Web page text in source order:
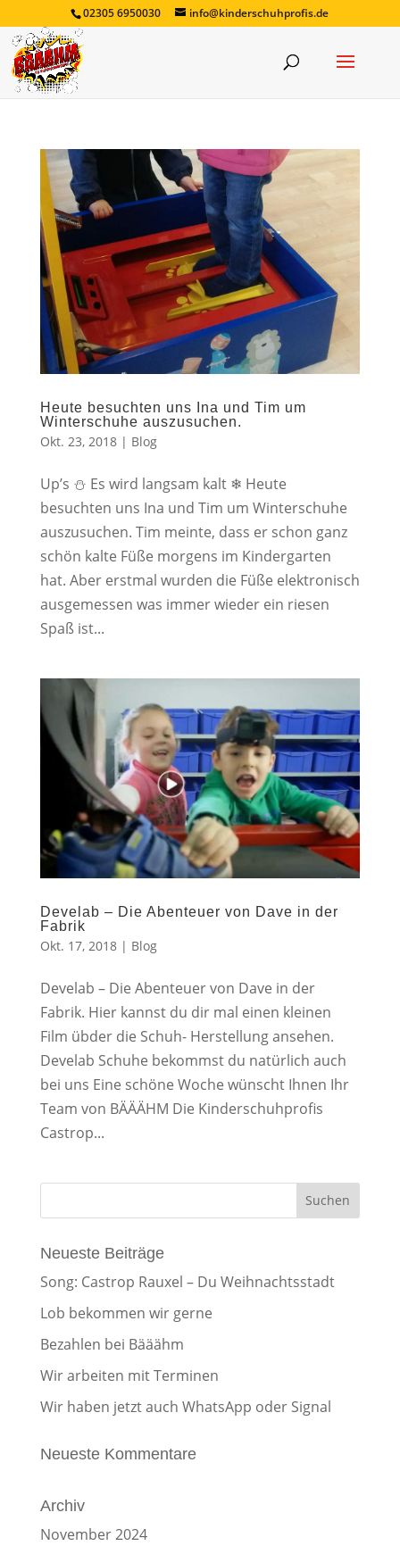
02305 6950030 info@kinderschuhprofis.de
Heute besuchten uns Ina und Tim um
Winterschuhe auszusuchen.
Okt. 23, 2018| Blog
Up’s ⛄ Es wird langsam kalt ❄ Heute
besuchten uns Ina und Tim um Winterschuhe
auszusuchen. Tim meinte, dass er schon ganz
schön kalte Füße morgens im Kindergarten
hat. Aber erstmal wurden die Füße elektronisch
ausgemessen was immer wieder ein riesen
Spaß ist...
Develab – Die Abenteuer von Dave in der
Fabrik
Okt. 17, 2018| Blog
Develab – Die Abenteuer von Dave in der
Fabrik. Hier kannst du dir mal einen kleinen
Film übder die Schuh- Herstellung ansehen.
Develab Schuhe bekommst du natürlich auch
bei uns Eine schöne Woche wünscht Ihnen Ihr
Team von BÄÄÄHM Die Kinderschuhprofis
Castrop...
Neueste Beiträge
Song: Castrop Rauxel – Du Weihnachtsstadt
Lob bekommen wir gerne
Bezahlen bei Bääähm
Wir arbeiten mit Terminen
Wir haben jetzt auch WhatsApp oder Signal
Neueste Kommentare
Archiv
November 2024